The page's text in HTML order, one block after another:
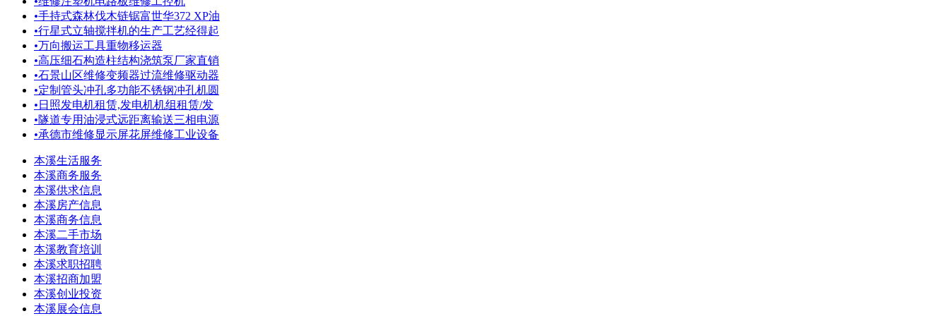
•手持式森林伐木链锯富世华372 XP油
•行星式立轴搅拌机的生产工艺经得起
•万向搬运工具重物移运器
•高压细石构造柱结构浇筑泵厂家直销
•石景山区维修变频器过流维修驱动器
•定制管头冲孔多功能不锈钢冲孔机圆
• 日照发电机租赁,发电机机组租赁/发
•隧道专用油浸式远距离输送三相电源
•承德市维修显示屏花屏维修工业设备
本溪生活服务
本溪商务服务
本溪供求信息
本溪房产信息
本溪商务信息
本溪二手市场
本溪教育培训
本溪求职招聘
本溪招商加盟
本溪创业投资
本溪展会信息